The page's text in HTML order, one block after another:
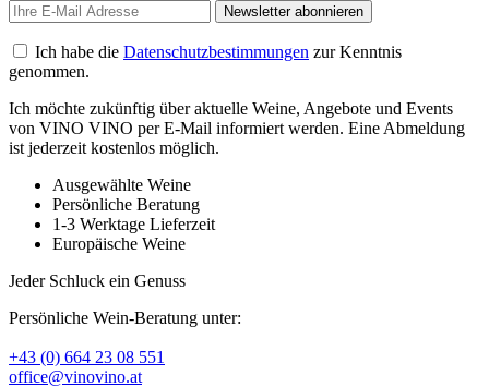
Newsletter abonnieren
Ich habe die Datenschutzbestimmungen zur Kenntnis
genommen.
Ich möchte zukünftig über aktuelle Weine, Angebote und Events
von VINO VINO per E-Mail informiert werden. Eine Abmeldung
ist jederzeit kostenlos möglich.
Ausgewählte Weine
Persönliche Beratung
1-3 Werktage Lieferzeit
Europäische Weine
Jeder Schluck ein Genuss
Persönliche Wein-Beratung unter:
+43 (0) 664 23 08 551
office@vinovino.at